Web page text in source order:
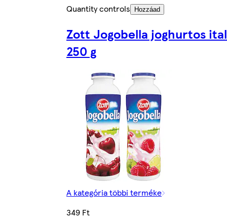
Quantity controls
Hozzáad
Zott Jogobella joghurtos ital
250 g
A kategória többi terméke
349 Ft